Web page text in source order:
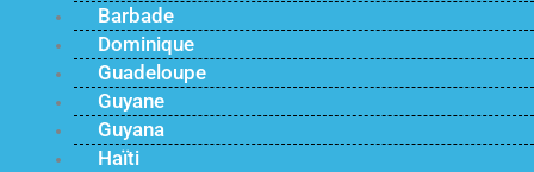
Barbade
Dominique
Guadeloupe
Guyane
Guyana
Haïti